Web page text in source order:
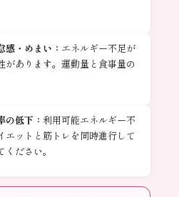
感・めまい： エネルギー不足が
があります。運動量と食事量の
の低下：利用可能エネルギー不
エットと筋トレを同時進行して
ださい。